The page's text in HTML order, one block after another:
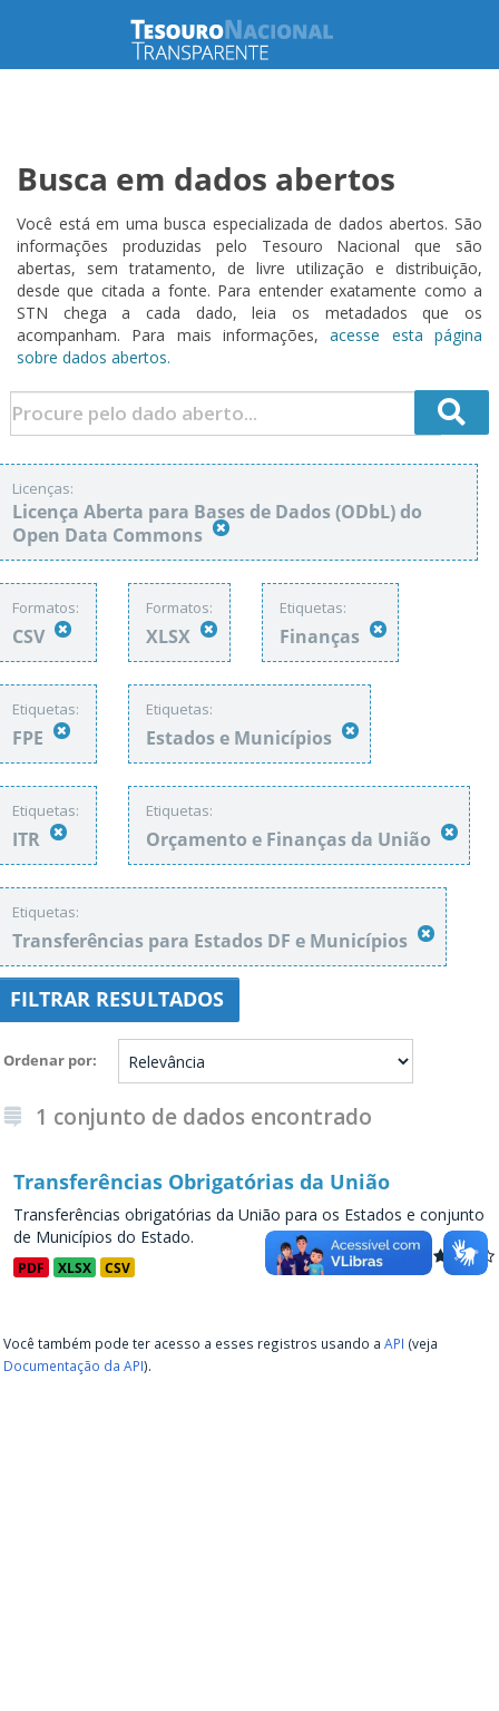
Busca em dados abertos
Você está em uma busca especializada de dados abertos. São
informações produzidas pelo Tesouro Nacional que são
abertas, sem tratamento, de livre utilização e distribuição,
desde que citada a fonte. Para entender exatamente como a
STN chega a cada dado, leia os metadados que os
acompanham. Para mais informações,acesse esta página
sobre dados abertos.
Licenças:
Licença Aberta para Bases de Dados (ODbL) do
Open Data Commons
Formatos:
CSV
Formatos:
XLSX
Etiquetas:
Finanças
Etiquetas:
FPE
Etiquetas:
Estados e Municípios
Etiquetas:
ITR
Etiquetas:
Orçamento e Finanças da União
Etiquetas:
Transferências para Estados DF e Municípios
FILTRAR RESULTADOS
Ordenar por
1 conjunto de dados encontrado
Transferências Obrigatórias da União
Transferências obrigatórias da União para os Estados e conjunto
de Municípios do Estado.
PDF XLSX CSV
Você também pode ter acesso a esses registros usando a API (veja
Documentação da API).